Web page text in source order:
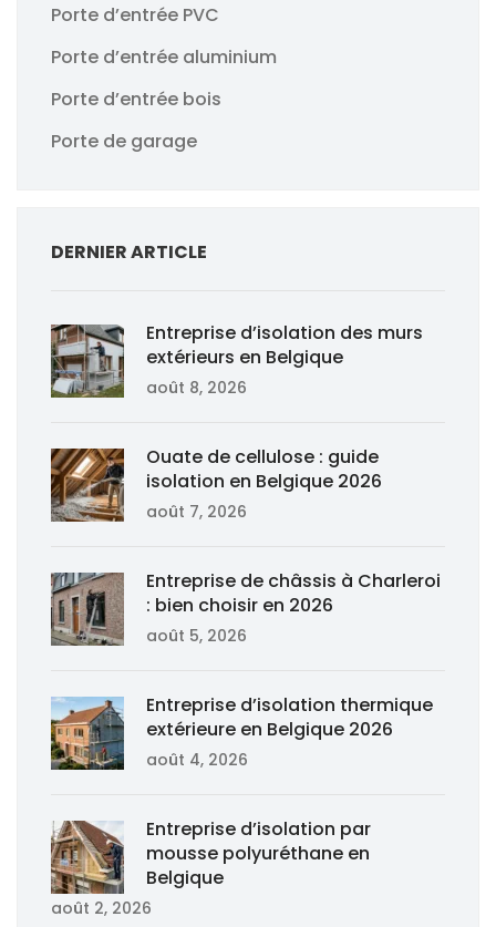
Porte d’entrée PVC
Porte d’entrée aluminium
Porte d’entrée bois
Porte de garage
DERNIER ARTICLE
Entreprise d’isolation des murs
extérieurs en Belgique
août 8, 2026
Ouate de cellulose : guide
isolation en Belgique 2026
août 7, 2026
Entreprise de châssis à Charleroi
: bien choisir en 2026
août 5, 2026
Entreprise d’isolation thermique
extérieure en Belgique 2026
août 4, 2026
Entreprise d’isolation par
mousse polyuréthane en
Belgique
août 2, 2026